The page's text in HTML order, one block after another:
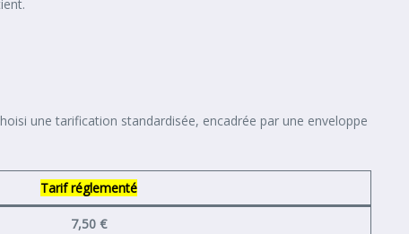
une tarification standardisée, encadrée par une enveloppe
Tarif réglementé
7,50 €